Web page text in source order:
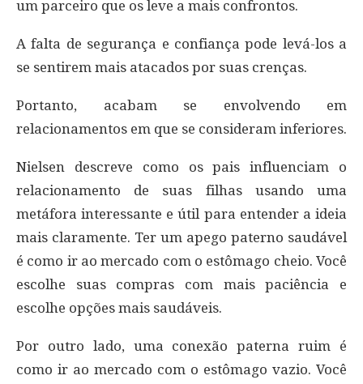
um parceiro que os leve a mais confrontos.
A falta de segurança e confiança pode levá-los a
se sentirem mais atacados por suas crenças.
Portanto, acabam se envolvendo em
relacionamentos em que se consideram inferiores.
Nielsen descreve como os pais influenciam o
relacionamento de suas filhas usando uma
metáfora interessante e útil para entender a ideia
mais claramente. Ter um apego paterno saudável
é como ir ao mercado com o estômago cheio. Você
escolhe suas compras com mais paciência e
escolhe opções mais saudáveis.
Por outro lado, uma conexão paterna ruim é
como ir ao mercado com o estômago vazio. Você